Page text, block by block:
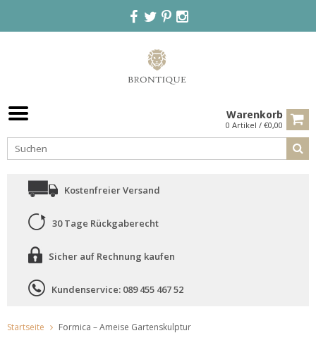
Warenkorb
0 Artikel / €0,00
Kostenfreier Versand
30 Tage Rückgaberecht
Sicher auf Rechnung kaufen
Kundenservice: 089 455 467 52
Startseite Formica – Ameise Gartenskulptur